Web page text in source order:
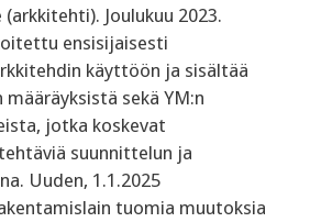
Joulukuu 2023.
ensisijaisesti
käyttöön ja sisältää
sekä YM:n
jotka koskevat
suunnittelun ja
Uuden, 1.1.2025
tuomia muutoksia